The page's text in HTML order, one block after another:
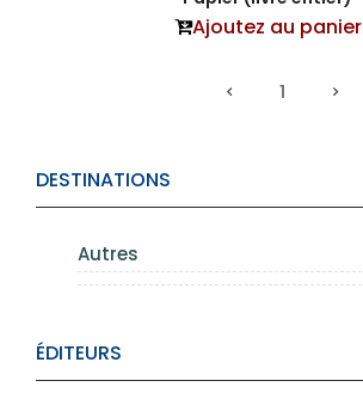
DESTINATIONS
Autres
ÉDITEURS
Ajoutez au panier
1